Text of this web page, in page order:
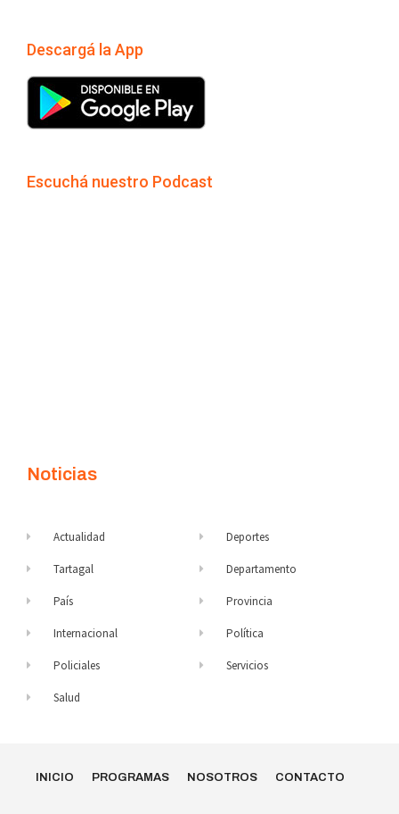
Descargá la App
Escuchá nuestro Podcast
Noticias
Actualidad
Tartagal
País
Internacional
Policiales
Salud
Deportes
Departamento
Provincia
Política
Servicios
INICIO PROGRAMAS NOSOTROS CONTACTO